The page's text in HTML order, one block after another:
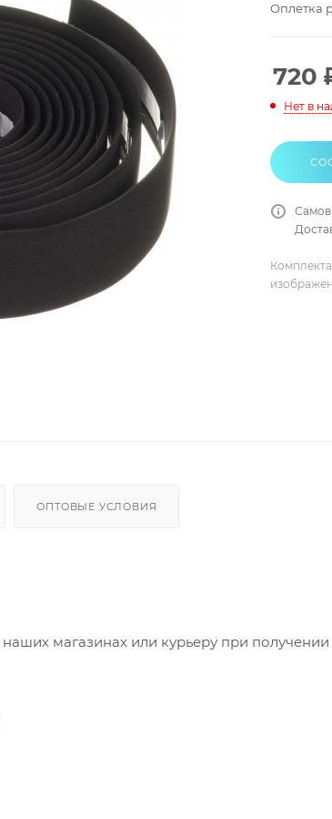
Оплетка
720
Нет в
ОПТОВЫЕ УСЛОВИЯ
магазинах или курьеру при